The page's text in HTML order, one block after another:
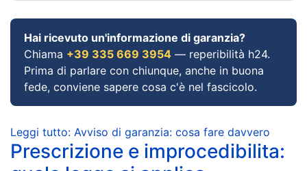
Hai ricevuto un'informazione di garanzia?
Chiama +39 335 669 3954 — reperibilità h24.
Prima di parlare con chiunque, anche in buona
fede, conviene sapere cosa c'è nel fascicolo.
Leggi tutto: Avviso di garanzia: cosa fare davvero
Prescrizione e improcedibilita: